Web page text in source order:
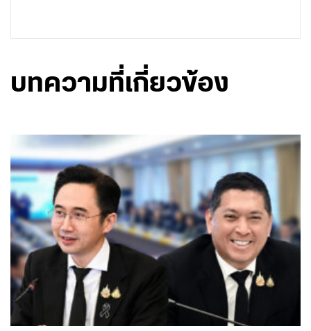
บทความที่เกี่ยวข้อง